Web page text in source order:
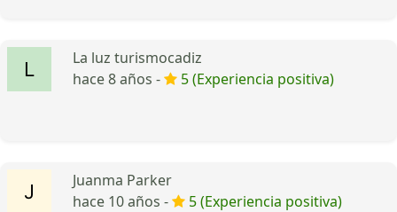
La luz turismocadiz
hace 8 años -
5 (Experiencia positiva)
Juanma Parker
hace 10 años -
5 (Experiencia positiva)